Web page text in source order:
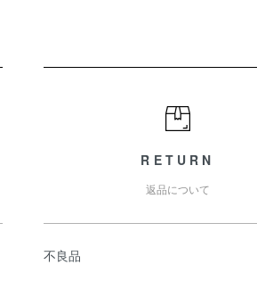
RETURN
返品について
不良品